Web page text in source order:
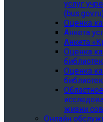
услуг
(bus.gov.ru)
Оценка
Анкета
Анкета
Oценка
Oценка
жизни
Онлайн